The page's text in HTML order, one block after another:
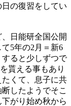
の復習をしてい
日能研全国公開
5年の2月＝新6
ると少しずつで
貰える事もあり
くて、息子に共
したようでそこ
がり始め秋から